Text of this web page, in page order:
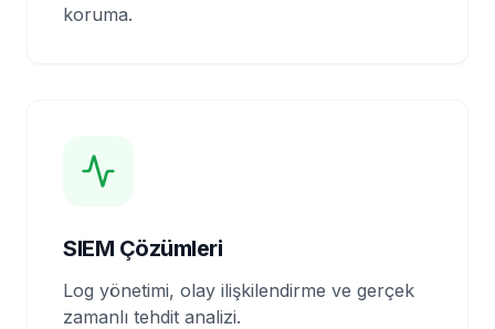
koruma.
SIEM Çözümleri
Log yönetimi, olay ilişkilendirme ve gerçek
zamanlı tehdit analizi.